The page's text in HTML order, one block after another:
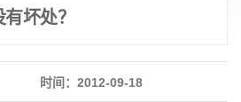
坏处？
时间：2012-09-18